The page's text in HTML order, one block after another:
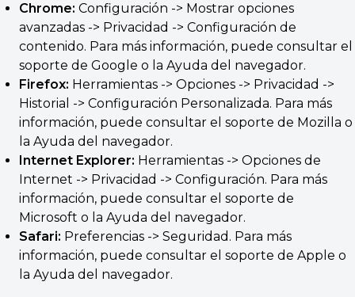
Chrome: Configuración -> Mostrar opciones
avanzadas -> Privacidad -> Configuración de
contenido. Para más información, puede consultar el
soporte de Google o la Ayuda del navegador.
Firefox: Herramientas -> Opciones -> Privacidad ->
Historial -> Configuración Personalizada. Para más
información, puede consultar el soporte de Mozilla o
la Ayuda del navegador.
Internet Explorer: Herramientas -> Opciones de
Internet -> Privacidad -> Configuración. Para más
información, puede consultar el soporte de
Microsoft o la Ayuda del navegador.
Safari: Preferencias -> Seguridad. Para más
información, puede consultar el soporte de Apple o
la Ayuda del navegador.